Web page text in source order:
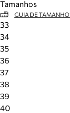
Tamanhos
GUIA DE
33
34
35
36
37
38
39
40